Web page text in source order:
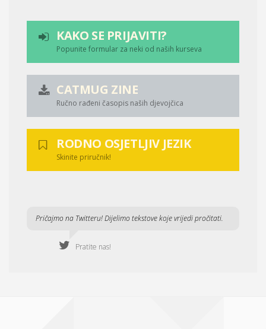
KAKO SE PRIJAVITI?
Popunite formular za neki od naših kurseva
CATMUG ZINE
Ručno rađeni časopis naših djevojčica
RODNO OSJETLJIV JEZIK
Skinite priručnik!
Pričajmo na Twitteru! Dijelimo tekstove koje vrijedi pročitati.
Pratite nas!